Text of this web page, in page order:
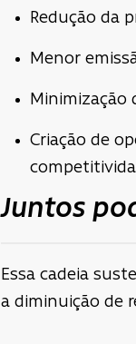
Redução da
Menor
Minimização
Criação de
Juntos
Essa cadeia
a diminuição de